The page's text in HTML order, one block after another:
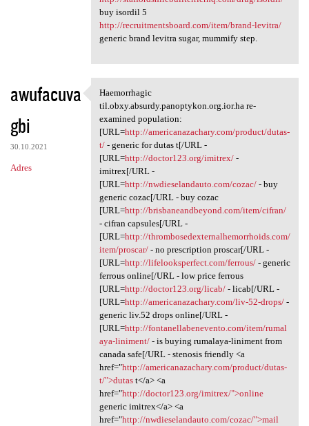
buy isordil 5
http://recruitmentsboard.com/item/brand-levitra/
generic brand levitra sugar, mummify step.
awufacuva
gbi
30.10.2021
Adres
Haemorrhagic til.obxy.absurdy
Haemorrhagic
til.obxy.absurdy.panoptykon.org.ior.ha re-
examined population:
[URL=http://americanazachary.com/product/dutas-
t/- generic for dutas t[/URL -
[URL=http://doctor123.org/imitrex/-
imitrex[/URL -
[URL=http://nwdieselandauto.com/cozac/- buy
generic cozac[/URL - buy cozac
[URL=http://brisbaneandbeyond.com/item/cifran/
- cifran capsules[/URL -
[URL=http://thrombosedexternalhemorrhoids.com/
item/proscar/- no prescription proscar[/URL -
[URL=http://lifelooksperfect.com/ferrous/- generic
ferrous online[/URL - low price ferrous
[URL=http://doctor123.org/licab/- licab[/URL -
[URL=http://americanazachary.com/liv-52-drops/-
generic liv.52 drops online[/URL -
[URL=http://fontanellabenevento.com/item/rumal
aya-liniment/- is buying rumalaya-liniment from
canada safe[/URL - stenosis friendly <a
href="http://americanazachary.com/product/dutas-
t/">dutast</a> <a
href="http://doctor123.org/imitrex/">online
generic imitrex</a> <a
href="http://nwdieselandauto.com/cozac/">mail